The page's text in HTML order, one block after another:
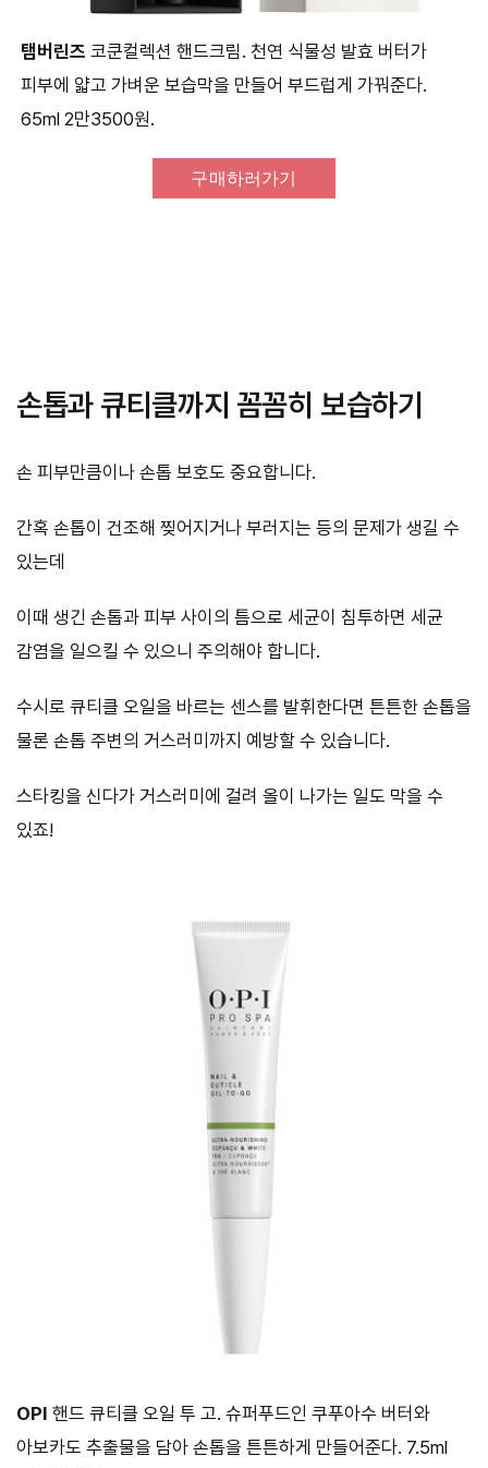
탬버린즈 코쿤컬렉션 핸드크림. 천연 식물성 발효 버터가
피부에 얇고 가벼운 보습막을 만들어 부드럽게 가꿔준다.
65ml 2만3500원.
구매하러가기
손톱과 큐티클까지 꼼꼼히 보습하기
손 피부만큼이나 손톱 보호도 중요합니다.
간혹 손톱이 건조해 찢어지거나 부러지는 등의 문제가 생길 수
있는데
이때 생긴 손톱과 피부 사이의 틈으로 세균이 침투하면 세균
감염을 일으킬 수 있으니 주의해야 합니다.
수시로 큐티클 오일을 바르는 센스를 발휘한다면 튼튼한 손톱을
물론 손톱 주변의 거스러미까지 예방할 수 있습니다.
스타킹을 신다가 거스러미에 걸려 올이 나가는 일도 막을 수
있죠!
OPI 핸드 큐티클 오일 투 고. 슈퍼푸드인 쿠푸아수 버터와
아보카도 추출물을 담아 손톱을 튼튼하게 만들어준다. 7.5ml